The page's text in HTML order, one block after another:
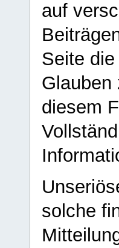
auf
Seite
Glauben
diesem
solche